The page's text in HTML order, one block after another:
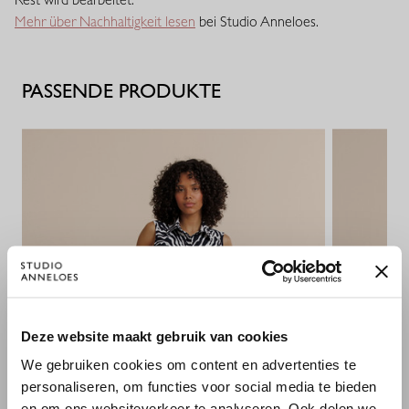
Deze website maakt gebruik van cookies
We gebruiken cookies om content en advertenties te
personaliseren, om functies voor social media te bieden
seine Passform. Eine vielseitige Qualität mit eleganter
Ausstrahlung.
Mehr über Nachhaltigkeit lesen bei Studio Anneloes.
PASSENDE PRODUKTE
WILLKOMMEN BEI STUDIO
ANNELOES